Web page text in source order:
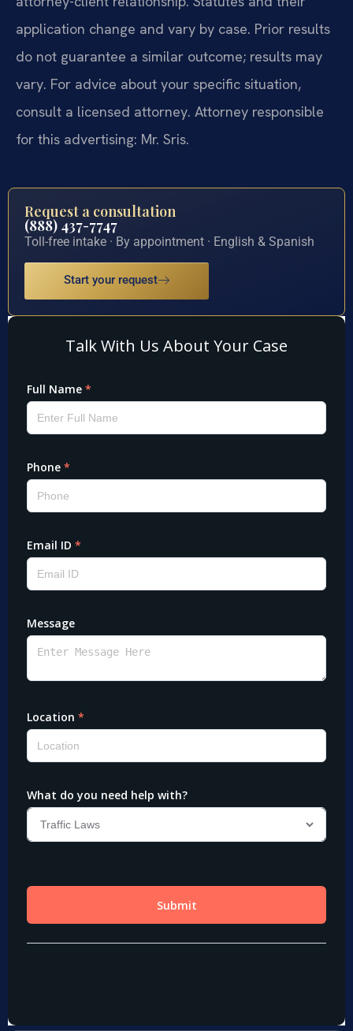
application change and vary by case. Prior results
do not guarantee a similar outcome; results may
vary. For advice about your specific situation,
consult a licensed attorney. Attorney responsible
for this advertising: Mr. Sris.
Request a consultation
(888) 437-7747
Toll-free intake · By appointment · English & Spanish
Start your request